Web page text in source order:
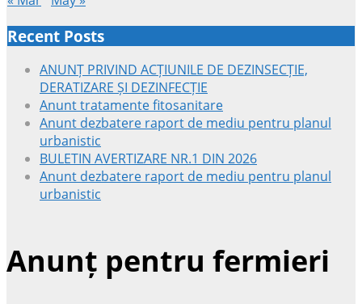
Recent Posts
ANUNȚ PRIVIND ACȚIUNILE DE DEZINSECȚIE,
DERATIZARE ȘI DEZINFECȚIE
Anunt tratamente fitosanitare
Anunt dezbatere raport de mediu pentru planul
urbanistic
BULETIN AVERTIZARE NR.1 DIN 2026
Anunt dezbatere raport de mediu pentru planul
urbanistic
Anunț pentru fermieri